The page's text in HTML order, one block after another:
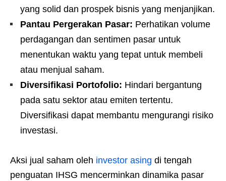
yang solid dan prospek bisnis yang menjanjikan.
Pantau Pergerakan Pasar: Perhatikan volume
perdagangan dan sentimen pasar untuk
menentukan waktu yang tepat untuk membeli
atau menjual saham.
Diversifikasi Portofolio: Hindari bergantung
pada satu sektor atau emiten tertentu.
Diversifikasi dapat membantu mengurangi risiko
investasi.
Aksi jual saham oleh investor asing di tengah
penguatan IHSG mencerminkan dinamika pasar